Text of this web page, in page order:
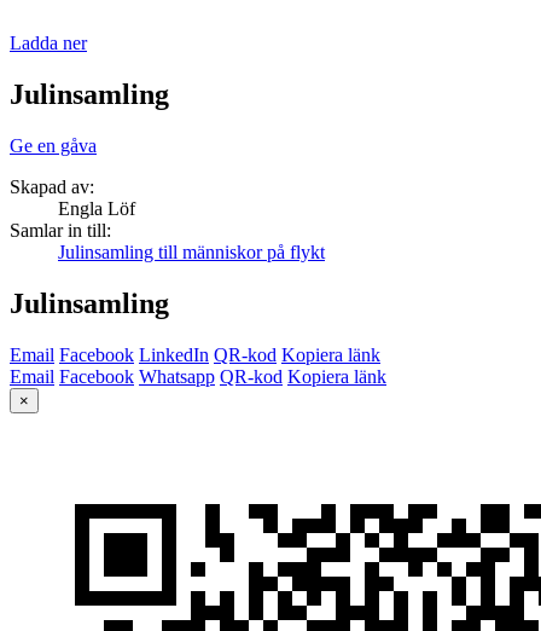
Ladda ner
Julinsamling
Ge en gåva
Skapad av:
Engla Löf
Samlar in till:
Julinsamling till människor på flykt
Julinsamling
Email Facebook LinkedIn QR-kod Kopiera länk
Email Facebook Whatsapp QR-kod Kopiera länk
×